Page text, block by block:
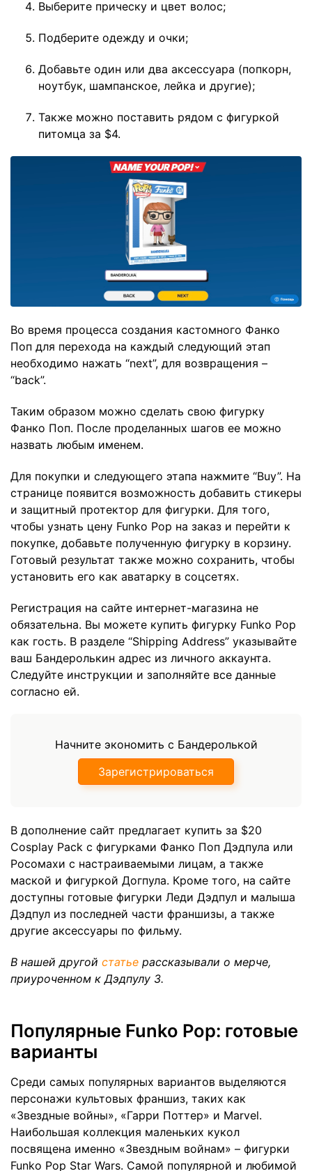
Выберите прическу и цвет волос;
Подберите одежду и очки;
Добавьте один или два аксессуара (попкорн,
ноутбук, шампанское, лейка и другие);
Также можно поставить рядом с фигуркой
питомца за $4.
Во время процесса создания кастомного Фанко
Поп для перехода на каждый следующий этап
необходимо нажать “next”, для возвращения –
“back”.
Таким образом можно сделать свою фигурку
Фанко Поп. После проделанных шагов ее можно
назвать любым именем.
Для покупки и следующего этапа нажмите “Buy”. На
странице появится возможность добавить стикеры
и защитный протектор для фигурки. Для того,
чтобы узнать цену Funko Pop на заказ и перейти к
покупке, добавьте полученную фигурку в корзину.
Готовый результат также можно сохранить, чтобы
установить его как аватарку в соцсетях.
Регистрация на сайте интернет-магазина не
обязательна. Вы можете купить фигурку Funko Pop
как гость. В разделе “Shipping Address” указывайте
ваш Бандеролькин адрес из личного аккаунта.
Следуйте инструкции и заполняйте все данные
согласно ей.
Начните экономить с Бандеролькой
Зарегистрироваться
В дополнение сайт предлагает купить за $20
Cosplay Pack c фигурками Фанко Поп Дэдпула или
Росомахи с настраиваемыми лицам, а также
маской и фигуркой Догпула. Кроме того, на сайте
доступны готовые фигурки Леди Дэдпул и малыша
Дэдпул из последней части франшизы, а также
другие аксессуары по фильму.
В нашей другой статье рассказывали о мерче,
приуроченном к Дэдпулу 3.
Популярные Funko Pop: готовые
варианты
Среди самых популярных вариантов выделяются
персонажи культовых франшиз, таких как
«Звездные войны», «Гарри Поттер» и Marvel.
Наибольшая коллекция маленьких кукол
посвящена именно «Звездным войнам» – фигурки
Funko Pop Star Wars. Самой популярной и любимой